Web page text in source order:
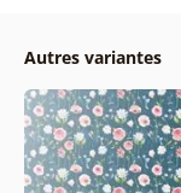
Autres variantes